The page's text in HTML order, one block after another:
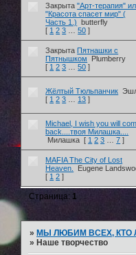
Закрыта"Арт-терапия"
"Красота спасет мир" (
Часть 1.)
butterfly
[ 1 2 3 50 ]
Закрыта Пятнашки с
Пятнышком
Plumberry
[ 1 2 3 50 ]
Жёлтый Тюльпанчик
[ 1 2 3 13 ]
Michael, I wish you will
back....твоя Милашка....
Милашка [ 1 2 3 7 ]
MAFIA The City of Lost
Heaven.
Eugene
[ 1 2 ]
Страница: 1
»МЫ ЛЮБИМ ВСЕХ, КТО
»Наше творчество